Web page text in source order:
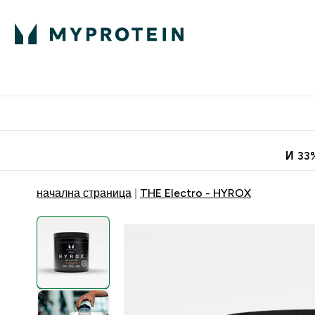
И
начална страница THE Electro - HYROX